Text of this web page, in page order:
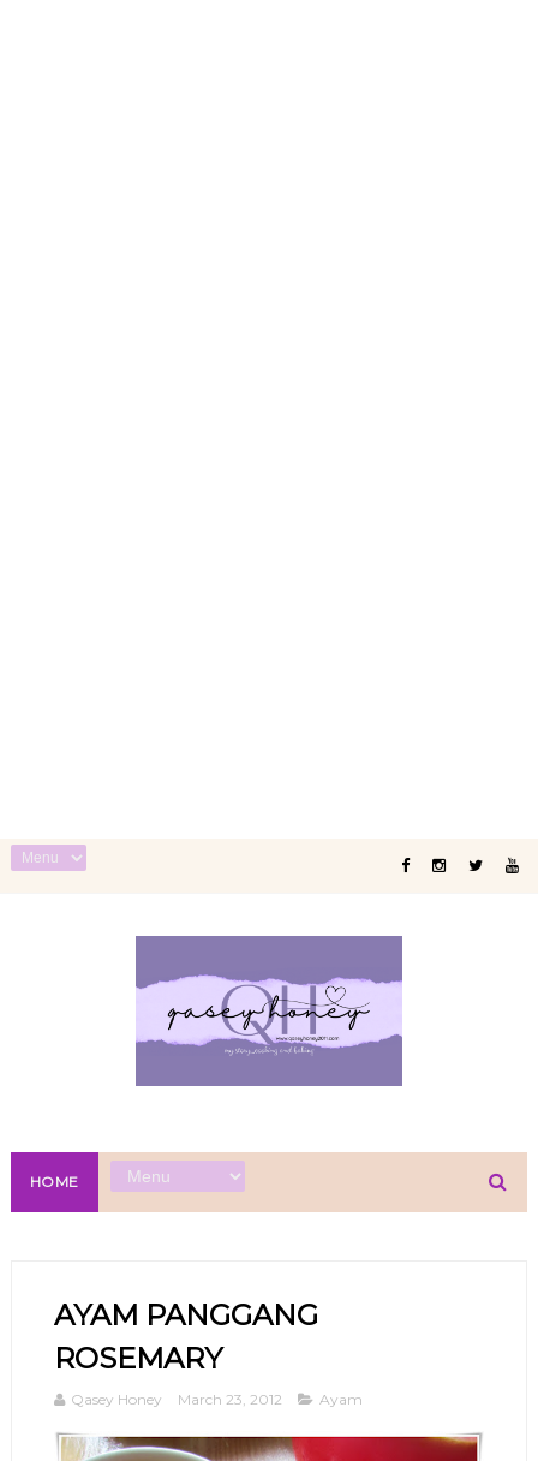
HOME
AYAM PANGGANG
ROSEMARY
Qasey Honey March 23, 2012 Ayam